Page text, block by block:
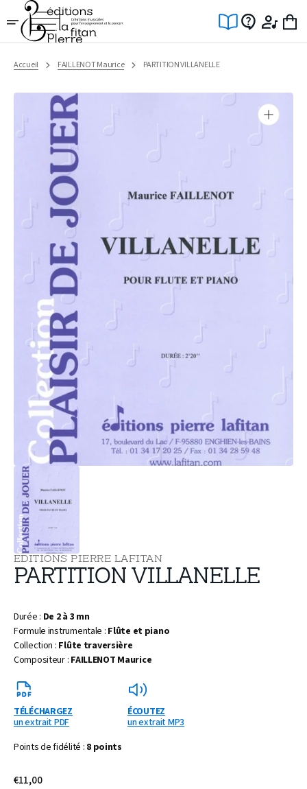
Ignorer
et
passer
au
Accueil FAILLENOT Maurice PARTITION VILLANELLE
Ouvrir
supports
vue
galerie
EDITIONS PIERRE LAFITAN
PARTITION VILLANELLE
Durée : De 2 à 3 mn
Formule instrumentale : Flûte et piano
Collection : Flûte traversière
Compositeur : FAILLENOT Maurice
TÉLÉCHARGEZ
un extrait PDF
ÉCOUTEZ
un extrait MP3
Points de fidélité : 8 points
Prix
€11,00